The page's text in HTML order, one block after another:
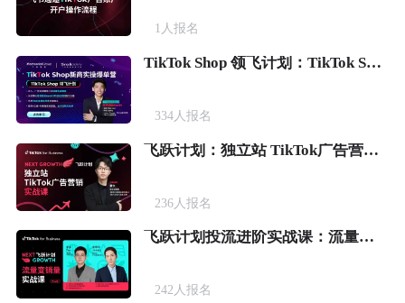
1 人报名
TikTok Shop 领飞计划：TikTok Shop新商实操爆单营
334人报名
飞跃计划：独立站 TikTok广告营销实战课
236人报名
飞跃计划投流进阶实战课：流量变销量
242人报名